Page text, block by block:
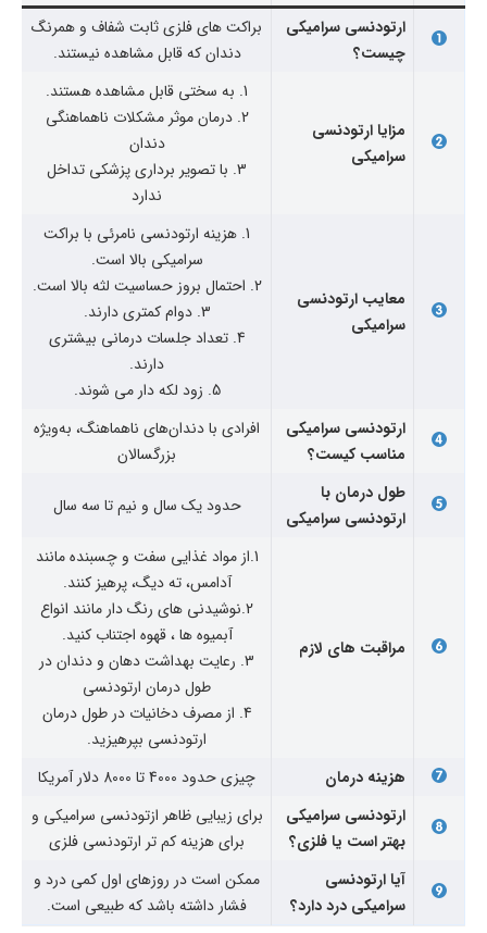
ارتودنسی سرامیکی
چیست؟
براکت های فلزی ثابت شفاف و همرنگ
دندان که قابل مشاهده نیستند.
مزایا ارتودنسی
سرامیکی
1. به سختی قابل مشاهده هستند.
2. درمان موثر مشکلات ناهماهنگی
دندان
3. با تصویر برداری پزشکی تداخل
ندارد
معایب ارتودنسی
سرامیکی
1. هزینه ارتودنسی نامرئی با براکت
سرامیکی بالا است.
2. احتمال بروز حساسیت لثه بالا است.
3. دوام کمتری دارند.
4. تعداد جلسات درمانی بیشتری
دارند.
5. زود لکه دار می شوند.
ارتودنسی سرامیکی
مناسب کیست؟
افرادی با دندان‌های ناهماهنگ، به‌ویژه
بزرگسالان
طول درمان با
ارتودنسی سرامیکی
حدود یک سال و نیم تا سه سال
مراقبت های لازم
1.از مواد غذایی سفت و چسبنده مانند
آدامس، ته دیگ، پرهیز کنند.
2.نوشیدنی‌ های رنگ دار مانند انواع
آبمیوه ها ، قهوه اجتناب کنید.
3. رعایت بهداشت دهان و دندان در
طول درمان ارتودنسی
4. از مصرف دخانیات در طول درمان
ارتودنسی بپرهیزید.
هزینه درمان
چیزی حدود 4000تا 8000 دلار آمریکا
ارتودنسی سرامیکی
بهتر است یا فلزی؟
برای زیبایی ظاهر ازتودنسی سرامیکی و
برای هزینه کم تر ارتودنسی فلزی
آیا ارتودنسی
سرامیکی درد دارد؟
ممکن است در روزهای اول کمی درد و
فشار داشته باشد که طبیعی است.